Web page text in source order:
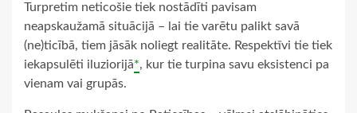
Turpretim neticošie tiek nostādīti pavisam
neapskaužamā situācijā – lai tie varētu palikt savā
(ne)ticībā, tiem jāsāk noliegt realitāte. Respektīvi tie tiek
iekapsulēti iluziorijā*, kur tie turpina savu eksistenci pa
vienam vai grupās.